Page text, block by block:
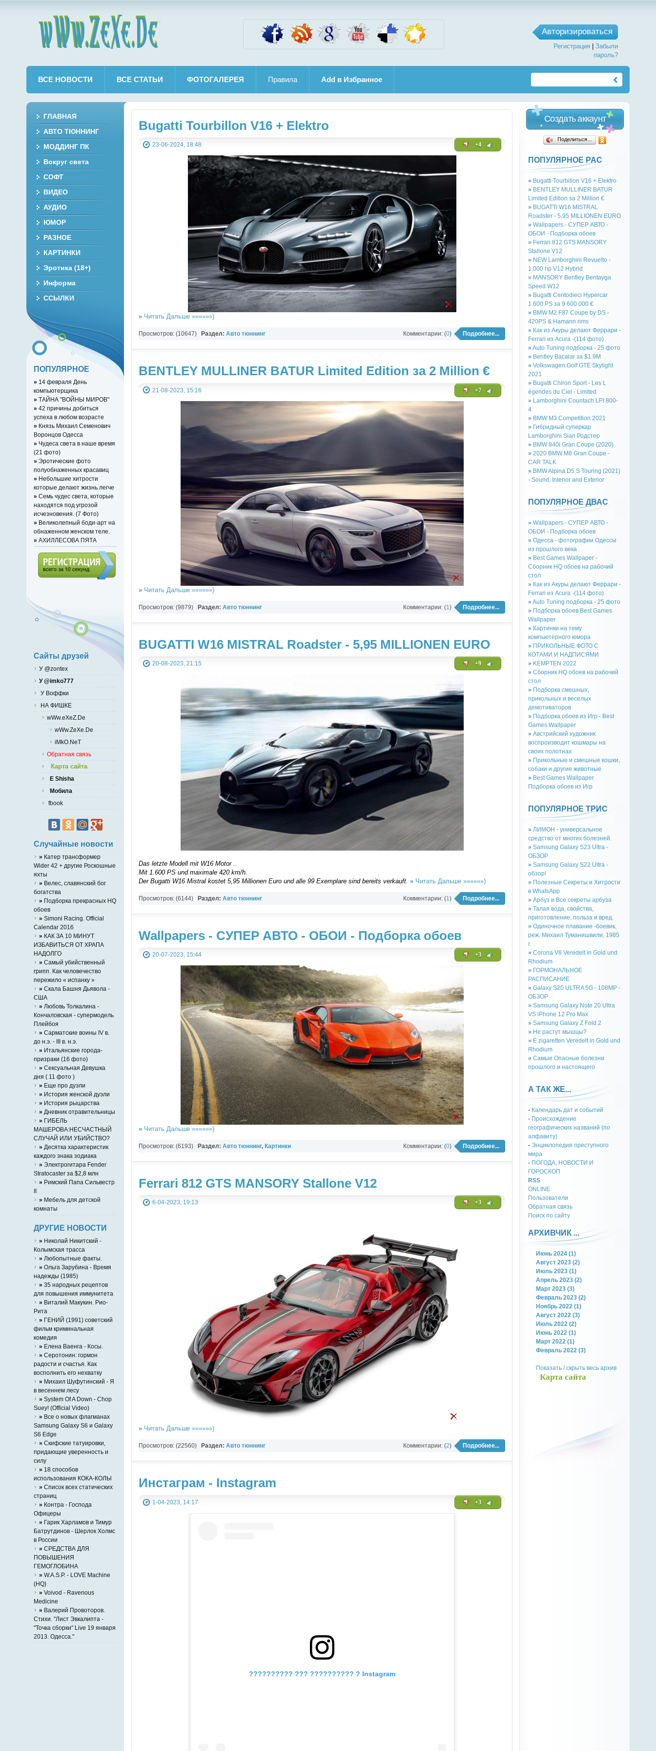
Авторизироваться
Регистрация |Забыли
пароль?
ВСЕ НОВОСТИ ВСЕ СТАТЬИ ФОТОГАЛЕРЕЯ Правила Add в Избранное
Bugatti Tourbillon V16 + Elektro
+4
23-06-2024, 18:48
»Читать Дальше »»»»»»)
Подробнее...
Комментарии: (0)
Просмотров: (10647) Раздел: Авто тюннинг
BENTLEY MULLINER BATUR Limited Edition за 2 Million €
+7
21-08-2023, 15:16
»Читать Дальше »»»»»»)
Подробнее...
Комментарии: (1)
Просмотров: (9879) Раздел: Авто тюннинг
BUGATTI W16 MISTRAL Roadster - 5,95 MILLIONEN EURO
+9
20-08-2023, 21:15
Das letzte Modell mit W16 Motor ..
Mit 1.600 PS und maximale 420 km/h.
Der Bugatti W16 Mistral kostet 5,95 Millionen Euro und alle 99 Exemplare sind bereits verkauft. »Читать Дальше »»»»»»)
Подробнее...
Комментарии: (1)
Просмотров: (6144) Раздел: Авто тюннинг
Wallpapers - СУПЕР АВТО - ОБОИ - Подборка обоев
+3
20-07-2023, 15:44
»Читать Дальше »»»»»»)
Подробнее...
Комментарии: (0)
Просмотров: (6193) Раздел: Авто тюннинг, Картинки
Ferrari 812 GTS MANSORY Stallone V12
+3
6-04-2023, 19:13
»Читать Дальше »»»»»»)
Подробнее...
Комментарии: (2)
Просмотров: (22560) Раздел: Авто тюннинг
Инстаграм - Instagram
+3
1-04-2023, 14:17
?????????? ??? ?????????? ? Instagram
Создать аккаунт
Поделиться…
ПОПУЛЯРНОЕ РАС
» Bugatti Tourbillon V16 + Elektro
» BENTLEY MULLINER BATUR
Limited Edition за 2 Million €
» BUGATTI W16 MISTRAL
Roadster - 5,95 MILLIONEN EURO
» Wallpapers - СУПЕР АВТО -
ОБОИ - Подборка обоев
» Ferrari 812 GTS MANSORY
Stallone V12
» NEW Lamborghini Revuelto -
1,000 hp V12 Hybrid
» MANSORY Bentley Bentayga
Speed W12
» Bugatti Centodieci Hypercar
1.600 PS за 9 600 000 €
» BMW M2 F87 Coupe by DS -
420PS & Hamann rims
» Как из Акуры делают Феррари -
Ferrari из Acura -(114 фото)
» Auto Tuning подборка - 25 фото
» Bentley Bacalar за $1.9M
» Volkswagen Golf GTE Skylight
2021
» Bugatti Chiron Sport - Les L
égendes du Ciel - Limited
» Lamborghini Countach LPI 800-
4
» BMW M3 Competition 2021
» Гибридный суперкар
Lamborghini Sian Родстер
» BMW 840i Gran Coupe (2020)
» 2020 BMW M8 Gran Coupe -
CAR TALK
» BMW Alpina D5 S Touring (2021)
- Sound, Interior and Exterior
ПОПУЛЯРНОЕ ДВАС
» Wallpapers - СУПЕР АВТО -
ОБОИ - Подборка обоев
» Одесса - фотографии Одессы
из прошлого века
» Best Games Wallpaper -
Сборник HQ обоев на рабочий
стол
» Как из Акуры делают Феррари -
Ferrari из Acura -(114 фото)
» Auto Tuning подборка - 25 фото
» Подборка обоев Best Games
Wallpaper
» Картинки на тему
компьютерного юмора
» ПРИКОЛЬНЫЕ ФОТО С
КОТАМИ И НАДПИСЯМИ
» KEMPTEN 2022
» Сборник HQ обоев на рабочий
стол
» Подборка смешных,
прикольных и веселых
демотиваторов
» Подборка обоев из Игр - Best
Games Wallpaper
» Австрийский художник
воспроизводит кошмары на
своих полотнах
» Прикольные и смешные кошки,
собаки и другие животные
» Best Games Wallpaper
Подборка обоев из Игр
ПОПУЛЯРНОЕ ТРИС
» ЛИМОН - универсальное
средство от многих болезней.
» Samsung Galaxy S23 Ultra -
ОБЗОР
» Samsung Galaxy S22 Ultra -
обзор!
» Полезные Секреты и Хитрости
в WhatsApp
» Арбуз и Все секреты арбуза
» Талая вода, свойства,
приготовление, польза и вред.
» Одиночное плавание -боевик,
реж. Михаил Туманишвили, 1985
г.
» Corona V8 Veredelt in Gold und
Rhodium
» ГОРМОНАЛЬНОЕ
РАСПИСАНИЕ
» Galaxy S20 ULTRA 5G - 108MP -
ОБЗОР
» Samsung Galaxy Note 20 Ultra
VS iPhone 12 Pro Max
» Samsung Galaxy Z Fold 2
» Не растут мышцы?
» E zigaretten Veredelt in Gold und
Rhodium
» Самые Опасные болезни
прошлого и настоящего
А ТАК ЖЕ...
- Календарь дат и событий
- Происхождение
географических названий (по
алфавиту)
- Энциклопедия преступного
мира
- ПОГОДА, НОВОСТИ И
ГОРОСКОП
RSS
ONLINE
Пользователи
Обратная связь
Поиск по сайту
АРХИВЧИК ...
Июнь 2024 (1)
Август 2023 (2)
Июль 2023 (1)
Апрель 2023 (2)
Март 2023 (3)
Февраль 2023 (2)
Ноябрь 2022 (1)
Август 2022 (3)
Июль 2022 (2)
Июнь 2022 (1)
Март 2022 (1)
Февраль 2022 (3)
Показать / скрыть весь архив
Карта сайта
ГЛАВНАЯ
АВТО ТЮННИНГ
МОДДИНГ ПК
Вокруг света
СОФТ
ВИДЕО
АУДИО
ЮМОР
РАЗНОЕ
КАРТИНКИ
Эротика (18+)
Информа
ССЫЛКИ
ПОПУЛЯРНОЕ
» 14 февраля День
компьютерщика
» ТАЙНА "ВОЙНЫ МИРОВ"
» 42 причины добиться
успеха в любом возрасте
» Князь Михаил Семенович
Воронцов Одесса
» Чудеса света в наше время
(21 фото)
» Эротические фото
полуобнаженных красавиц
» Небольшие хитрости
которые делают жизнь легче
» Семь чудес света, которые
находятся под угрозой
исчезновения. (7 Фото)
» Великолепный боди-арт на
обнаженном женском теле.
» АХИЛЛЕСОВА ПЯТА
Сайты друзей
У @zontex
У @imko777
У Воффки
НА ФИШКЕ
wWw.eXeZ.De
wWw.ZeXe.De
iMkO.NeT
Обратная связь
Карта сайта
E Shisha
Мобила
fbook
Случайные новости
» Катер трансформер
Wider 42 + другие Роскошные
яхты
» Велес, славянский бог
богатства
» Подборка прекрасных HQ
обоев
» Simoni Racing. Official
Calendar 2016
» КАК ЗА 10 МИНУТ
ИЗБАВИТЬСЯ ОТ ХРАПА
НАДОЛГО
» Самый убийственный
грипп. Как человечество
пережило « испанку »
» Скала Башня Дьявола -
США
» Любовь Толкалина -
Кончаловская - супермодель
Плейбоя
» Сарматские воины IV в.
до н.э. - III в. н.э.
» Итальянские города-
призраки (16 фото)
» Сексуальная Девушка
дня ( 11 фото )
» Eще про дуэли
» История женской дуэли
» История рыцарства
» Дневник отравительницы
» ГИБЕЛЬ
МАШЕРОВА:НЕСЧАСТНЫЙ
СЛУЧАЙ ИЛИ УБИЙСТВО?
» Десятка характеристик
каждого знака зодиака
» Электрогитара Fender
Stratocaster за $2,8 млн
» Римский Папа Сильвестр
II
» Мебель для детской
комнаты
ДРУГИЕ НОВОСТИ
» Николай Никитский -
Колымская трасса
» Любопытные факты.
» Ольга Зарубина - Время
надежды (1985)
» 35 народных рецептов
для повышения иммунитета
» Виталий Макукин. Рио-
Рита
» ГЕНИЙ (1991) советский
фильм криминальная
комедия
» Елена Ваенга - Косы.
» Серотонин: гормон
радости и счастья. Как
восполнить его нехватку
» Михаил Шуфутинский - Я
в весеннем лесу
» System Of A Down - Chop
Suey! (Official Video)
» Все о новых флагманах
Samsung Galaxy S6 и Galaxy
S6 Edge
» Скифские татуировки,
придающие уверенность и
силу
» 18 способов
использования КОКА-КОЛЫ
» Список всех статических
страниц
» Контра - Господа
Офицеры
» Гарик Харламов и Тимур
Батрутдинов - Шерлок Холмс
в России
» СРЕДСТВА ДЛЯ
ПОВЫШЕНИЯ
ГЕМОГЛОБИНА
» W.A.S.P. - LOVE Machine
(HQ)
» Voivod - Ravenous
Medicine
» Валерий Провоторов.
Стихи. "Лист Эвкалипта -
"Точка сборки" Live 19 января
2013. Одесса."